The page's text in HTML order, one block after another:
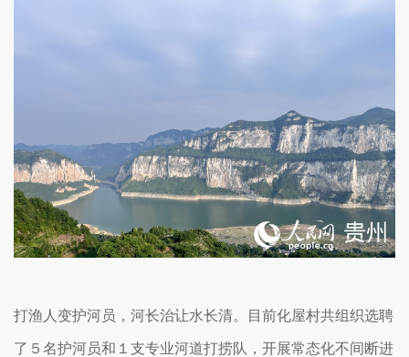
打渔人变护河员，河长治让水长清。目前化屋村共组织选聘
了５名护河员和１支专业河道打捞队，开展常态化不间断进